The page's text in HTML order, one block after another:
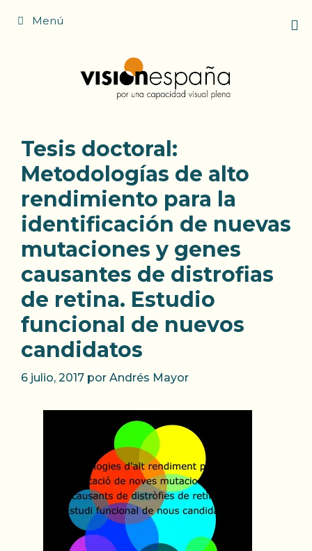
Menú
Tesis doctoral:
Metodologías de alto
rendimiento para la
identificación de nuevas
mutaciones y genes
causantes de distrofias
de retina. Estudio
funcional de nuevos
candidatos
6 julio, 2017 por Andrés Mayor